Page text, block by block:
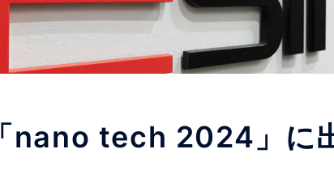
「nano tech 2024」に